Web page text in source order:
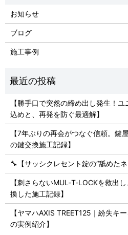
お知らせ
ブログ
施工事例
【勝手口で突然の締め出し発生！
込めと、再発を防ぐ最適解】
【7年ぶりの再会がつなぐ信頼。鍵
の鍵交換施工記録】
🔧【サッシクレセント錠の“舐めたネ
【刺さらないMUL‑T‑LOCKを救出
換した施工記録】
【ヤマハAXIS TREET125｜紛失キ
の実例紹介】